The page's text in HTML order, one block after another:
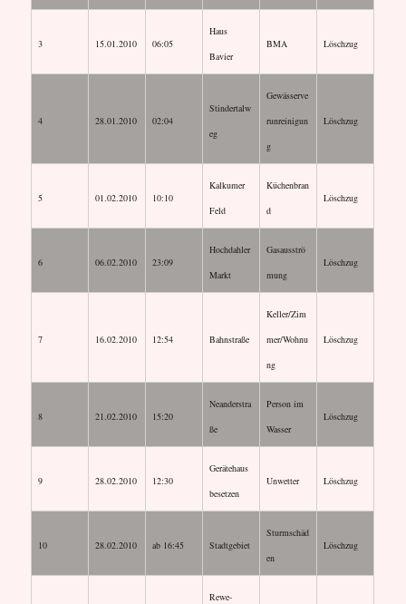
3 15.01.2010 06:05
Haus
Bavier
BMA Löschzug
4 28.01.2010 02:04
Stindertalw
eg
Gewässerve
runreinigun
g
Löschzug
5 01.02.2010 10:10
Kalkumer
Feld
Küchenbran
d
Löschzug
6 06.02.2010 23:09
Hochdahler
Markt
Gasausströ
mung
Löschzug
7 16.02.2010 12:54 Bahnstraße
Keller/Zim
mer/Wohnu
ng
Löschzug
8 21.02.2010 15:20
Neanderstra
ße
Person im
Wasser
Löschzug
9 28.02.2010 12:30
Gerätehaus
besetzen
Unwetter Löschzug
10 28.02.2010 ab 16:45 Stadtgebiet
Sturmschäd
en
Löschzug
Rewe-